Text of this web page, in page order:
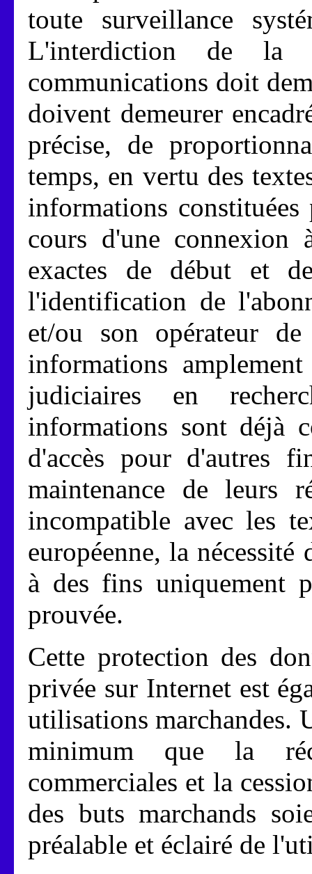
toute surveillance
L'interdiction de la
communications doit
doivent demeurer
précise, de
temps, en vertu des
informations
cours d'une connexion
exactes de début et
l'identification de
et/ou son opérateur de
informations
judiciaires en
informations sont déjà
d'accès pour d'autres
maintenance de leurs
incompatible avec les
européenne, la
à des fins uniquement
prouvée.
Cette protection des
privée sur Internet est
utilisations marchandes.
minimum que la
commerciales et la
des buts marchands
préalable et éclairé de